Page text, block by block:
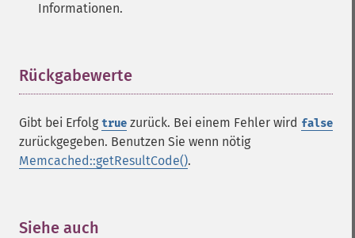
Informationen.
Rückgabewerte
Gibt bei Erfolg true zurück. Bei einem Fehler wird false
zurückgegeben. Benutzen Sie wenn nötig
Memcached::getResultCode().
Siehe auch